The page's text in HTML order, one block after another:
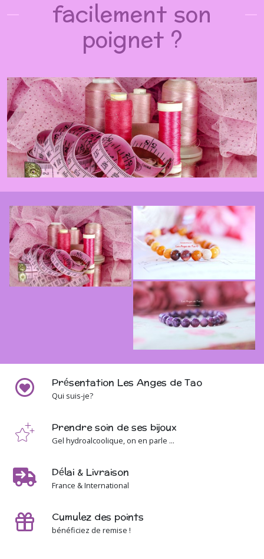
facilement son
poignet ?
Présentation Les Anges de Tao
Qui suis-je?
Prendre soin de ses bijoux
Gel hydroalcoolique, on en parle ...
Délai & Livraison
France & International
Cumulez des points
bénéficiez de remise !